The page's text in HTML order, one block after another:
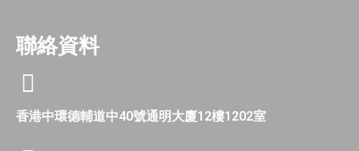
聯絡資料
香港中環德輔道中40號通明大廈12樓1202室